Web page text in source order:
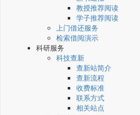
教授推荐阅读
学子推荐阅读
上门借还服务
检索借阅演示
科研服务
科技查新
查新站简介
查新流程
收费标准
联系方式
相关站点